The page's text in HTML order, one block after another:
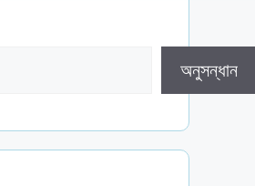
অনুসন্ধান